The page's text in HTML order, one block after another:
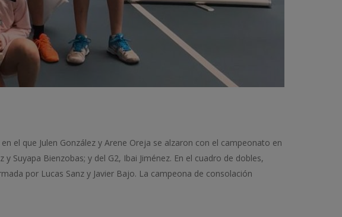
el que Julen González y Arene Oreja se alzaron con el campeonato en
Suyapa Bienzobas; y del G2, Ibai Jiménez. En el cuadro de dobles,
por Lucas Sanz y Javier Bajo. La campeona de consolación